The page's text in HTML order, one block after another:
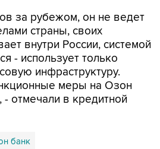
за рубежом, он не ведет
страны, своих
внутри России, системой
- использует только
инфраструктуру.
меры на Озон
отмечали в кредитной
банк